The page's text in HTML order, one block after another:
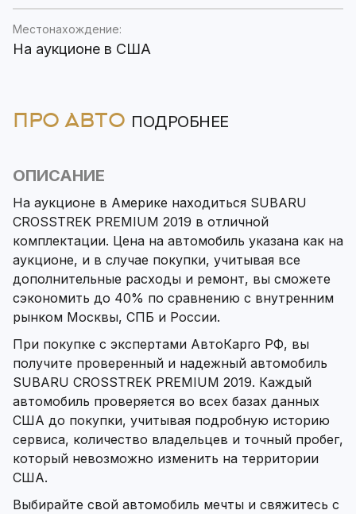
Местонахождение:
На аукционе в США
ПРО АВТО ПОДРОБНЕЕ
ОПИСАНИЕ
На аукционе в Америке находиться SUBARU
CROSSTREK PREMIUM 2019 в отличной
комплектации. Цена на автомобиль указана как на
аукционе, и в случае покупки, учитывая все
дополнительные расходы и ремонт, вы сможете
сэкономить до 40% по сравнению с внутренним
рынком Москвы, СПБ и России.
При покупке с экспертами АвтоКарго РФ, вы
получите проверенный и надежный автомобиль
SUBARU CROSSTREK PREMIUM 2019. Каждый
автомобиль проверяется во всех базах данных
США до покупки, учитывая подробную историю
сервиса, количество владельцев и точный пробег,
который невозможно изменить на территории
США.
Выбирайте свой автомобиль мечты и свяжитесь с